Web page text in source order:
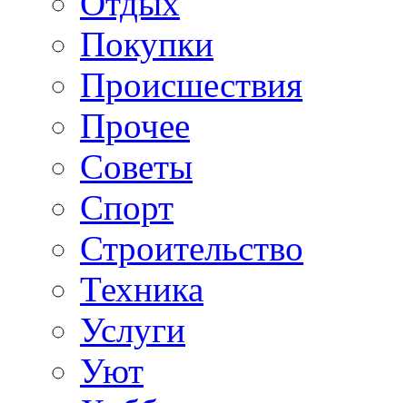
Покупки
Происшествия
Прочее
Советы
Спорт
Строительство
Техника
Услуги
Уют